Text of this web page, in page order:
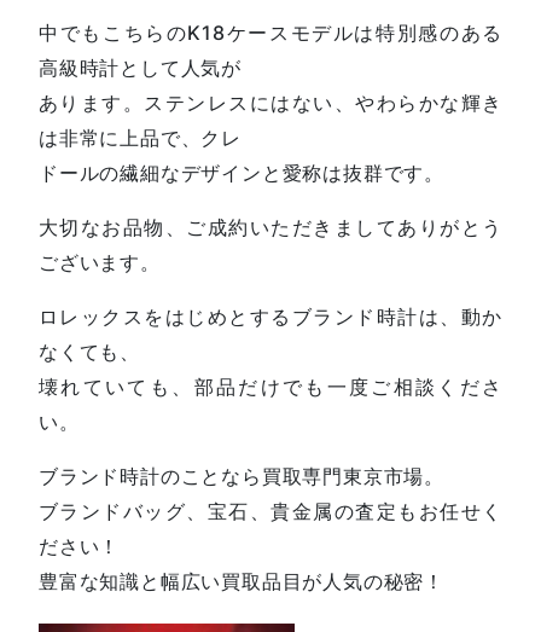
中でもこちらのK18ケースモデルは特別感のある
高級時計として人気が
あります。ステンレスにはない、やわらかな輝き
は非常に上品で、クレ
ドールの繊細なデザインと愛称は抜群です。
大切なお品物、ご成約いただきましてありがとう
ございます。
ロレックスをはじめとするブランド時計は、動か
なくても、
壊れていても、部品だけでも一度ご相談くださ
い。
ブランド時計のことなら買取専門東京市場。
ブランドバッグ、宝石、貴金属の査定もお任せく
ださい！
豊富な知識と幅広い買取品目が人気の秘密！